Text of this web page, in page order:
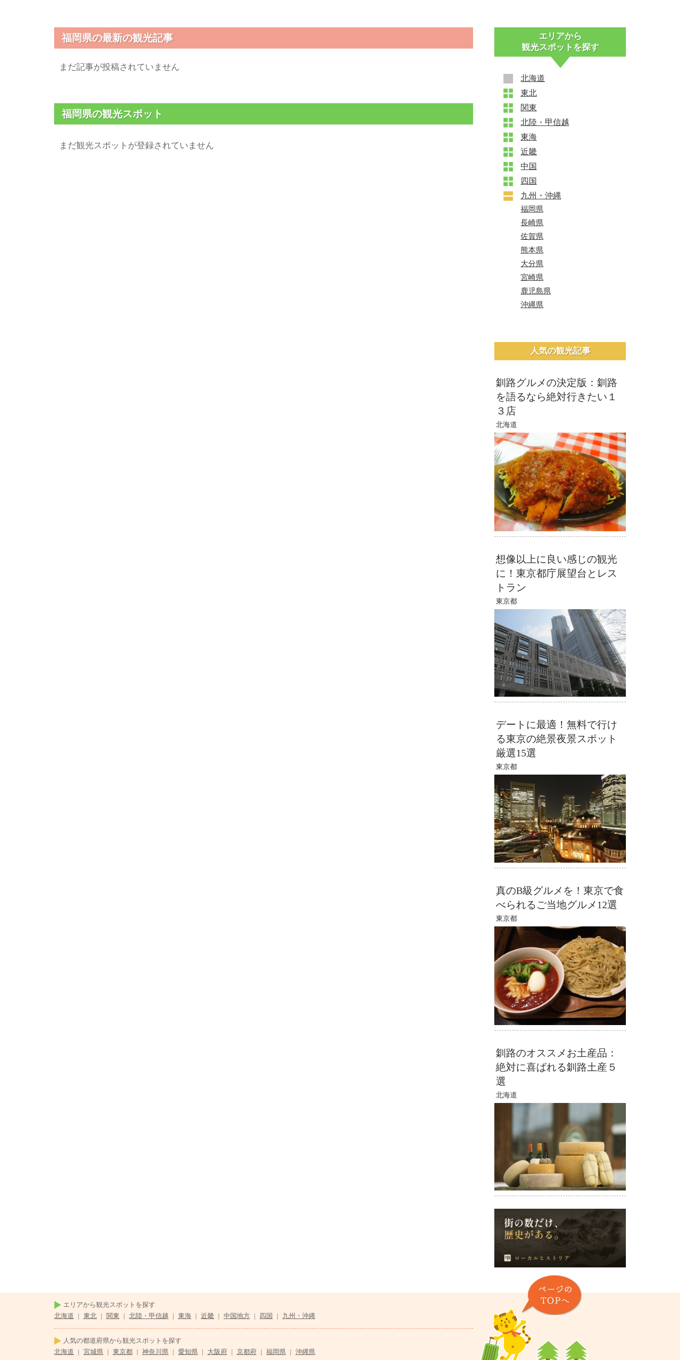
福岡県の最新の観光記事
まだ記事が投稿されていません
福岡県の観光スポット
まだ観光スポットが登録されていません
エリアから
観光スポットを探す
北海道
東北
関東
北陸・甲信越
東海
近畿
中国
四国
九州・沖縄
福岡県
長崎県
佐賀県
熊本県
大分県
宮崎県
鹿児島県
沖縄県
人気の観光記事
釧路グルメの決定版：釧路
を語るなら絶対行きたい１
３店
北海道
想像以上に良い感じの観光
に！東京都庁展望台とレス
トラン
東京都
デートに最適！無料で行け
る東京の絶景夜景スポット
厳選15選
東京都
真のB級グルメを！東京で食
べられるご当地グルメ12選
東京都
釧路のオススメお土産品：
絶対に喜ばれる釧路土産５
選
北海道
エリアから観光スポットを探す
北海道
| 東北 | 関東 | 北陸・甲信越 | 東海 | 近畿 | 中国地方 | 四国 | 九州・沖縄
人気の都道府県から観光スポットを探す
北海道
| 宮城県 | 東京都 | 神奈川県 | 愛知県 | 大阪府 | 京都府 | 福岡県 | 沖縄県